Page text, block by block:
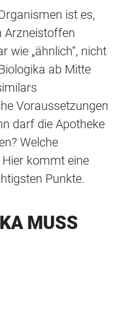
ist es,
Arzneistoffen
wie „ähnlich“, nicht
ab Mitte
Voraussetzungen
darf die Apotheke
Welche
kommt eine
Punkte.
MUSS